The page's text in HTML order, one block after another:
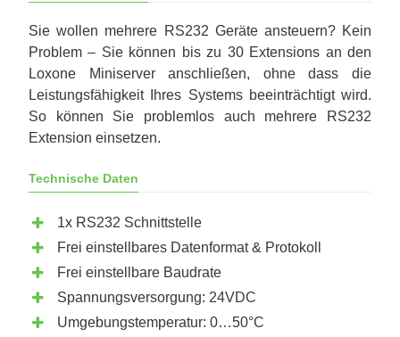
Sie wollen mehrere RS232 Geräte ansteuern? Kein
Problem – Sie können bis zu 30 Extensions an den
Loxone Miniserver anschließen, ohne dass die
Leistungsfähigkeit Ihres Systems beeinträchtigt wird.
So können Sie problemlos auch mehrere RS232
Extension einsetzen.
Technische Daten
1x RS232 Schnittstelle
Frei einstellbares Datenformat & Protokoll
Frei einstellbare Baudrate
Spannungsversorgung: 24VDC
Umgebungstemperatur: 0…50°C